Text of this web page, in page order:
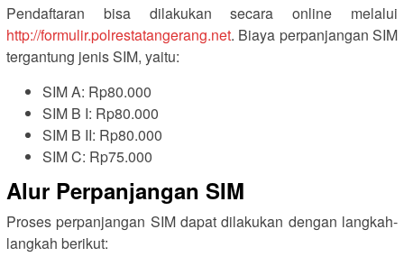
Pendaftaran bisa dilakukan secara online melalui
http://formulir.polrestatangerang.net. Biaya perpanjangan SIM
tergantung jenis SIM, yaitu:
SIM A: Rp80.000
SIM B I: Rp80.000
SIM B II: Rp80.000
SIM C: Rp75.000
Alur Perpanjangan SIM
Proses perpanjangan SIM dapat dilakukan dengan langkah-
langkah berikut: